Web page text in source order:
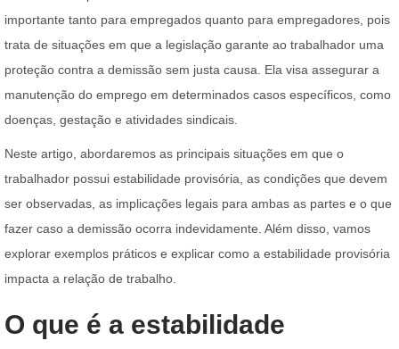
importante tanto para empregados quanto para empregadores, pois
trata de situações em que a legislação garante ao trabalhador uma
proteção contra a demissão sem justa causa. Ela visa assegurar a
manutenção do emprego em determinados casos específicos, como
doenças, gestação e atividades sindicais.
Neste artigo, abordaremos as principais situações em que o
trabalhador possui estabilidade provisória, as condições que devem
ser observadas, as implicações legais para ambas as partes e o que
fazer caso a demissão ocorra indevidamente. Além disso, vamos
explorar exemplos práticos e explicar como a estabilidade provisória
impacta a relação de trabalho.
O que é a estabilidade